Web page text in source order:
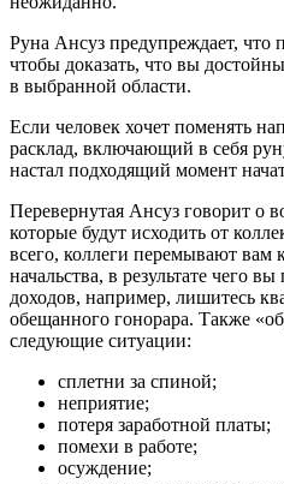
Руна Ансуз предупреждает, что
чтобы доказать, что вы
в выбранной области.
Если человек хочет поменять
расклад, включающий в себя
настал подходящий момент
Перевернутая Ансуз говорит о
которые будут исходить от
всего, коллеги перемывают вам
начальства, в результате чего
доходов, например, лишитесь
обещанного гонорара. Также
следующие ситуации:
сплетни за спиной;
неприятие;
потеря заработной платы;
помехи в работе;
осуждение;